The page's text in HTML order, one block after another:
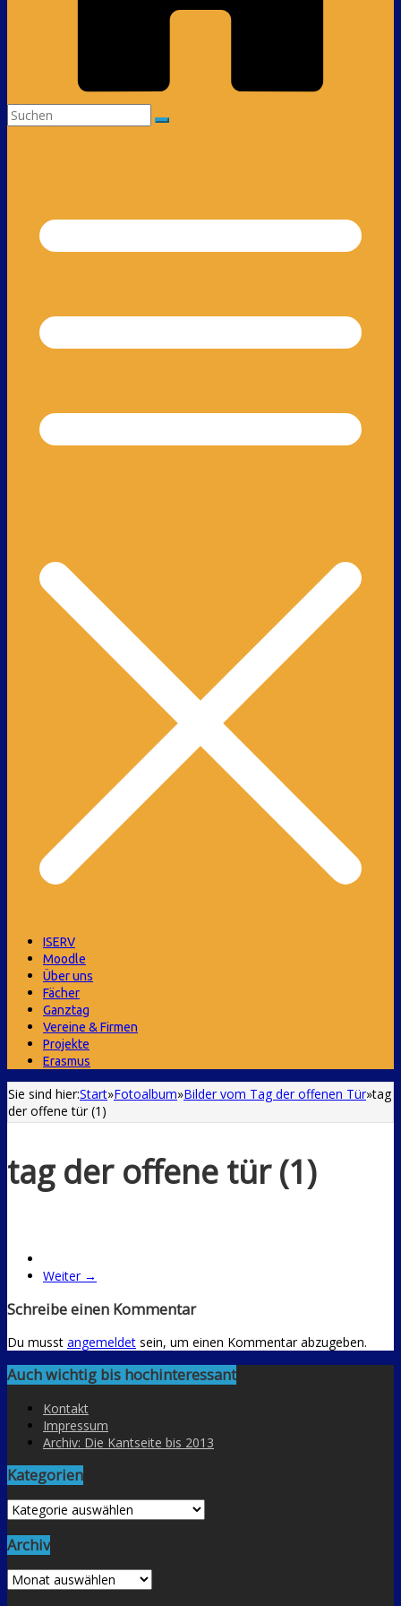
ISERV
Moodle
Über uns
Fächer
Ganztag
Vereine & Firmen
Projekte
Erasmus
Sie sind hier:Start»Fotoalbum»Bilder vom Tag der offenen Tür»tag
der offene tür (1)
tag der offene tür (1)
Weiter →
Schreibe einen Kommentar
Du musst angemeldet sein, um einen Kommentar abzugeben.
Auch wichtig bis hochinteressant
Kontakt
Impressum
Archiv: Die Kantseite bis 2013
Kategorien
Kategorien
Archiv
Archiv